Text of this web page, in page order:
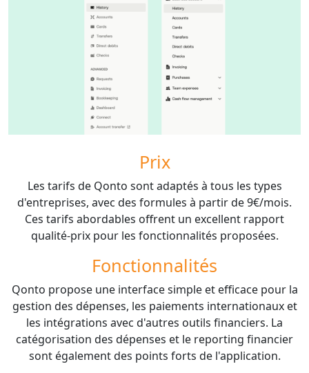
Prix
Les tarifs de Qonto sont adaptés à tous les types
d'entreprises, avec des formules à partir de 9€/mois.
Ces tarifs abordables offrent un excellent rapport
qualité-prix pour les fonctionnalités proposées.
Fonctionnalités
Qonto propose une interface simple et efficace pour la
gestion des dépenses, les paiements internationaux et
les intégrations avec d'autres outils financiers. La
catégorisation des dépenses et le reporting financier
sont également des points forts de l'application.